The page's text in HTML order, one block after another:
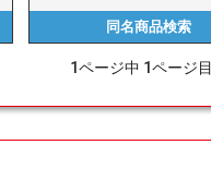
同名商品検索
1ページ中 1ページ目